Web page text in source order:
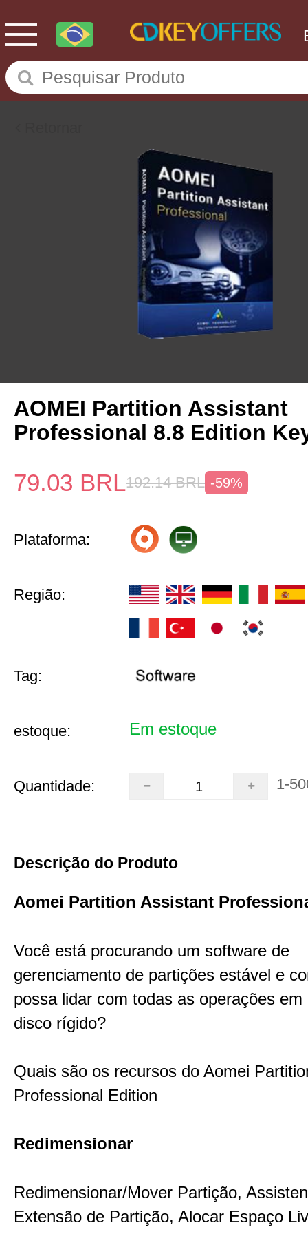
AOMEI Partition Assistant
Professional 8.8 Edition
79.03 BRL192.14 BRL -59%
Plataforma:
Região:
Tag:
estoque: Em estoque
Quantidade: 1-
Descrição do Produto
Aomei Partition Assistant
Você está procurando um software de
gerenciamento de partições estável e
possa lidar com todas as operações
disco rígido?
Quais são os recursos do Aomei
Professional Edition
Redimensionar
Redimensionar/Mover Partição,
Extensão de Partição, Alocar Espaço